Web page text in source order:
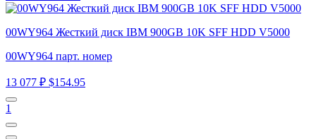
00WY964 Жесткий диск IBM 900GB 10K SFF HDD V5000
00WY964 парт. номер
13 077 ₽ $154.95
1